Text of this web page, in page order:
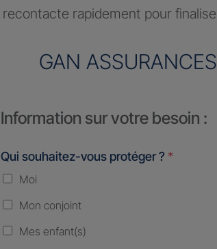
recontacte rapidement pour
GAN
Information sur votre besoin :
Qui souhaitez-vous protéger ? *
Moi
Mon conjoint
Mes enfant(s)